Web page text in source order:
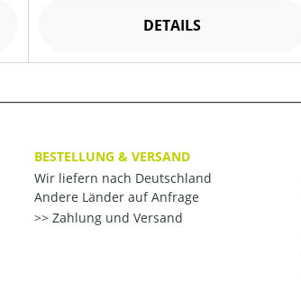
DETAILS
BESTELLUNG & VERSAND
Wir liefern nach Deutschland
Andere Länder auf Anfrage
Zahlung und Versand